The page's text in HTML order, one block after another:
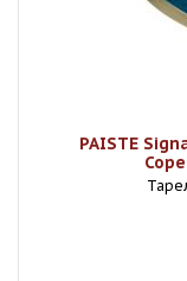
PAISTE